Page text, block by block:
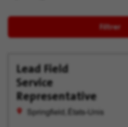
Filtrer
Lead Field
Service
Representative
Springfield, États-Unis